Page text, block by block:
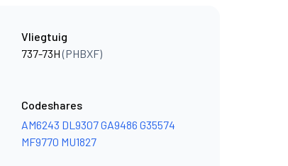
Vliegtuig
737-73H(PHBXF)
Codeshares
AM6243 DL9307GA9486 G35574
MF9770 MU1827